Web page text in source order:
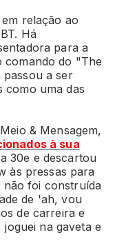
relação ao
Há
para a
comando do "The
passou a ser
como uma das
& Mensagem,
à sua
30e e descartou
às pressas para
foi construída
de 'ah, vou
de carreira e
na gaveta e